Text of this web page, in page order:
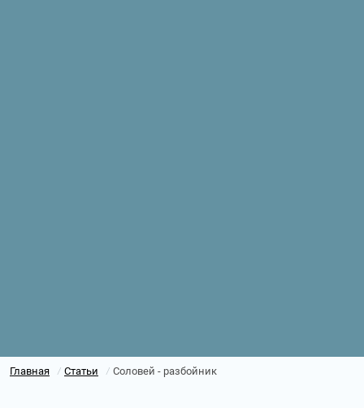
Главная / Статьи / Соловей - разбойник